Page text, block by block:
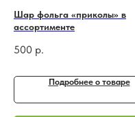
Шар фольга «приколы» в
ассортименте
500 р.
Подробнее o товаре